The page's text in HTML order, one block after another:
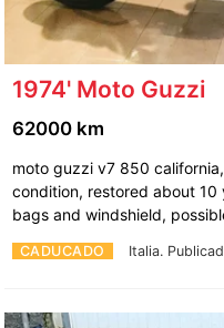
1974' Moto Guzzi
CADUCADO Italia.
62000 km
moto guzzi v7 850
condition, restored about
bags and windshield,